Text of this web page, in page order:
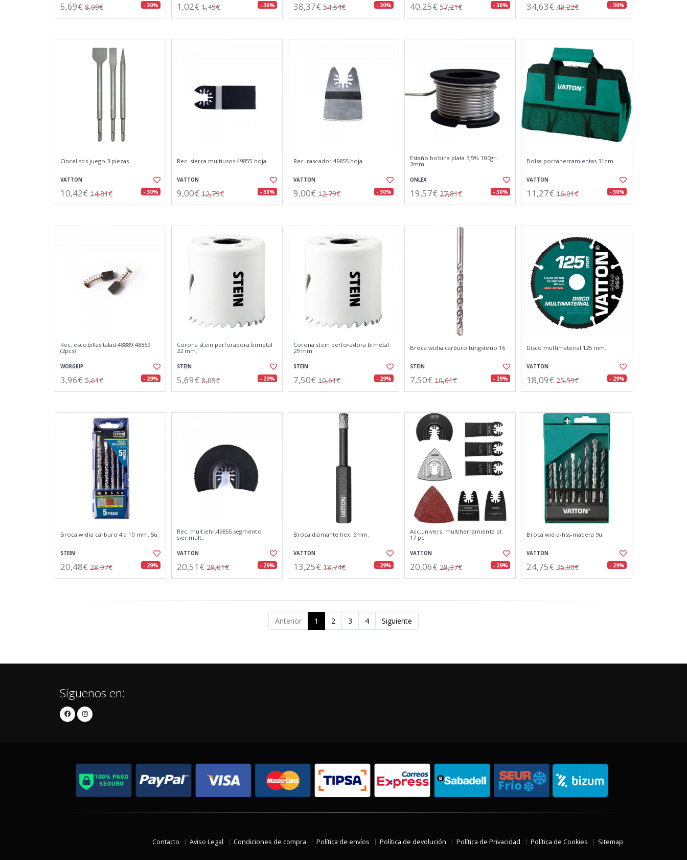
5,69€ 8,09€ - 30% 1,02€ 1,45€ - 30% 38,37€ 54,54€ - 30% 40,25€ 57,21€ - 30% 34,63€ 49,22€ - 30%
Cincel sds juego 3 piezas
VATTON
10,42€ 14,81€ - 30%
Rec. sierra multiusos 49855 hoja
VATTON
9,00€ 12,79€ - 30%
Rec. rascador 49855 hoja
VATTON
9,00€ 12,79€ - 30%
Estaño bobina plata 3,5% 100gr.
2mm.
ONLEX
19,57€ 27,81€ - 30%
Bolsa portaherramientas 31cm
VATTON
11,27€ 16,01€ - 30%
Rec. escobillas talad.48889,48869
(2pcs)
WORGRIP
3,96€ 5,61€ - 29%
Corona stein perforadora bimetal
22 mm.
STEIN
5,69€ 8,05€ - 29%
Corona stein perforadora bimetal
29 mm.
STEIN
7,50€ 10,61€ - 29%
Broca widia carburo tungsteno 16
STEIN
7,50€ 10,61€ - 29%
Disco multimaterial 125 mm.
VATTON
18,09€ 25,59€ - 29%
Broca widia carburo 4 a 10 mm. 5u.
STEIN
20,48€ 28,97€ - 29%
Rec. multiehr.49855 segmento
sier.mult.
VATTON
20,51€ 29,01€ - 29%
Broca diamante hex. 6mm.
VATTON
13,25€ 18,74€ - 29%
Acc.univers. multiherramienta bl.
17 pc.
VATTON
20,06€ 28,37€ - 29%
Broca widia-hss-madera 9u.
VATTON
24,75€ 35,00€ - 29%
Anterior 1 2 3 4 Siguiente
Síguenos en:
Contacto Aviso Legal Condiciones de compra Política de envíos Política de devolución Política de Privacidad Política de Cookies Sitemap